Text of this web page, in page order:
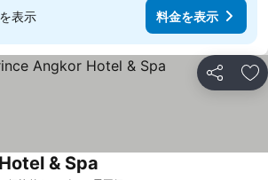
表示 料金を表示
シェア お
& Spa